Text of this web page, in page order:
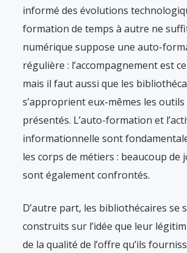
informé des évolutions
formation de temps à autre ne
numérique suppose une auto-
régulière : l’accompagnement est
mais il faut aussi que les
s’approprient eux-mêmes les
présentés. L’auto-formation et
informationnelle sont
les corps de métiers : beaucoup de
sont également confrontés.
D’autre part, les bibliothécaires se
construits sur l’idée que leur
de la qualité de l’offre qu’ils